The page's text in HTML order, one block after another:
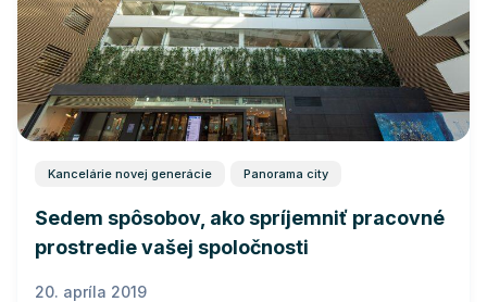
Kancelárie novej generácie Panorama city
Sedem spôsobov, ako spríjemniť pracovné
prostredie vašej spoločnosti
20. apríla 2019